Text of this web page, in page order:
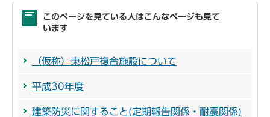
このページを見ている人はこんなページも見て
います
（仮称）東松戸複合施設について
平成30年度
建築防災に関すること(定期報告関係・耐震関係)